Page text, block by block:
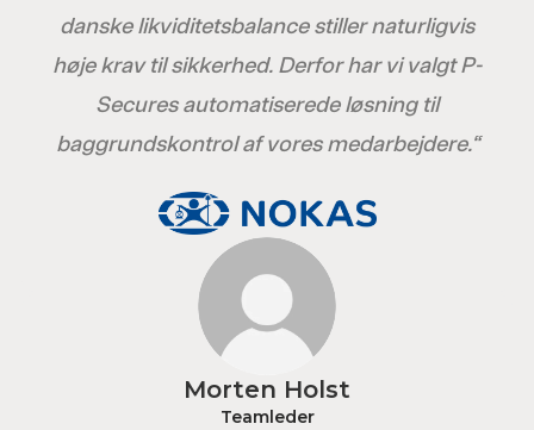
danske likviditetsbalance stiller naturligvis
høje krav til sikkerhed. Derfor har vi valgt P-
Secures automatiserede løsning til
baggrundskontrol af vores medarbejdere.“
Morten Holst
Teamleder